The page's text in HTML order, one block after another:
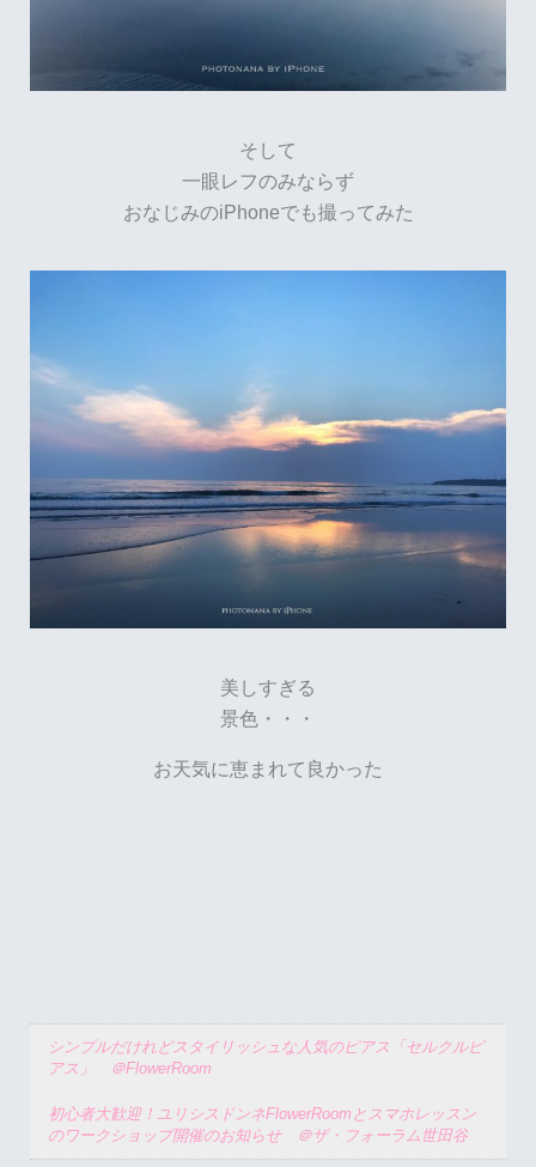
そして
一眼レフのみならず
おなじみのiPhoneでも撮ってみた
美しすぎる
景色・・・
お天気に恵まれて良かった
シンプルだけれどスタイリッシュな人気のピアス「セルクルピ
アス」 ＠FlowerRoom
初心者大歓迎！ユリシスドンネFlowerRoomとスマホレッスン
のワークショップ開催のお知らせ ＠ザ・フォーラム世田谷